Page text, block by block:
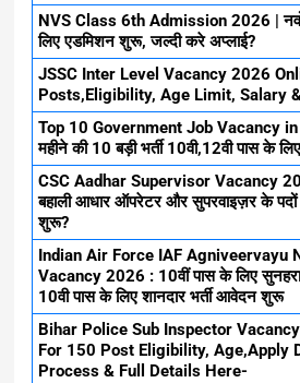
NVS Class 6th Admission 2026 |
लिए एडमिशन शुरू, जल्दी करे अप्लाई?
JSSC Inter Level Vacancy 2026
Posts,Eligibility, Age Limit, Salary
Top 10 Government Job Vacancy
महीने की 10 बड़ी भर्ती 10वी,12वी पास के
CSC Aadhar Supervisor Vacancy
बहाली आधार ऑपरेटर और सुपरवाइज़र के
शुरू?
Indian Air Force IAF Agniveervayu
Vacancy 2026 : 10वीं पास के लिए सुनहरा
10वी पास के लिए शानदार भर्ती आवेदन शुरू
Bihar Police Sub Inspector
For 150 Post Eligibility, Age,Apply
Process & Full Details Here-